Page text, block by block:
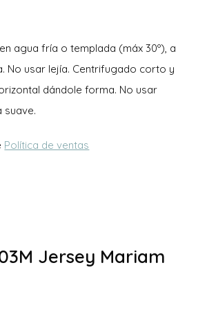
agua fría o templada (máx 30º), a
No usar lejía. Centrifugado corto y
dándole forma. No usar
suave.
Política de ventas
Jersey Mariam